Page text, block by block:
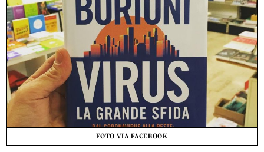
FOTO VIA FACEBOOK